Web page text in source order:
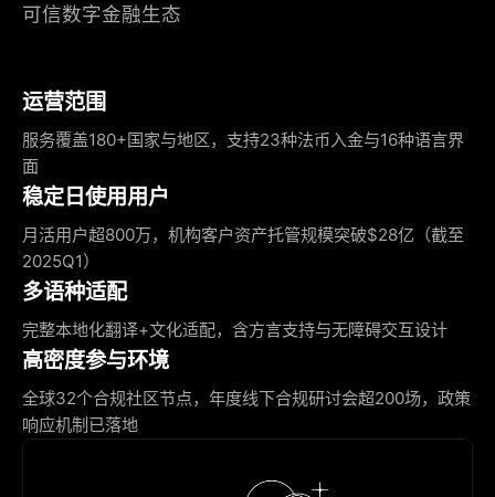
可信数字金融生态
运营范围
服务覆盖180+国家与地区，支持23种法币入金与16种语言界
面
稳定日使用用户
月活用户超800万，机构客户资产托管规模突破$28亿（截至
2025Q1）
多语种适配
完整本地化翻译+文化适配，含方言支持与无障碍交互设计
高密度参与环境
全球32个合规社区节点，年度线下合规研讨会超200场，政策
响应机制已落地